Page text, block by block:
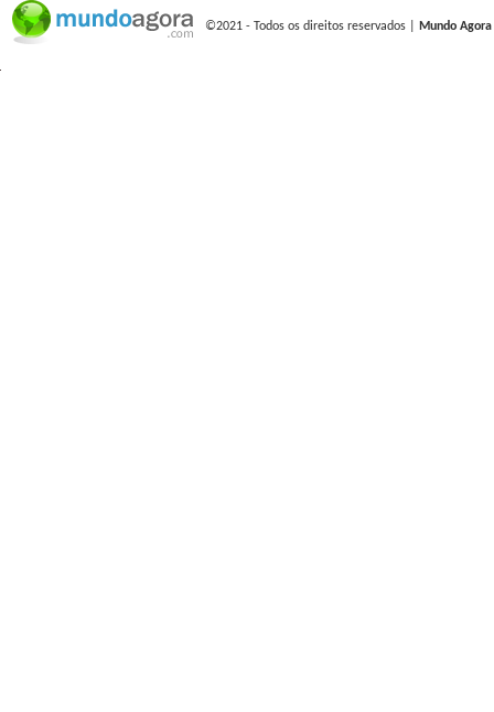
©2021 - Todos os direitos reservados | Mundo Agora